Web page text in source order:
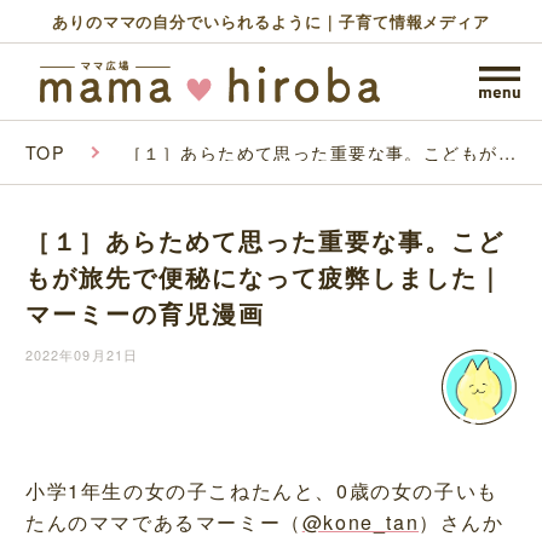
ありのママの自分でいられるように｜子育て情報メディア
TOP ［１］あらためて思った重要な事。こどもが旅
児漫画
［１］あらためて思った重要な事。こど
もが旅先で便秘になって疲弊しました｜
マーミーの育児漫画
2022年09月21日
小学1年生の女の子こねたんと、0歳の女の子いも
たんのママであるマーミー（@kone_tan）さんか